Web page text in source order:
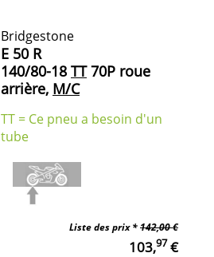
Bridgestone
E 50 R
140/80-18 TT70P roue
arrière, M/C
TT = Ce pneu a besoin d'un
tube
Liste des prix *142,00 €
103,97€